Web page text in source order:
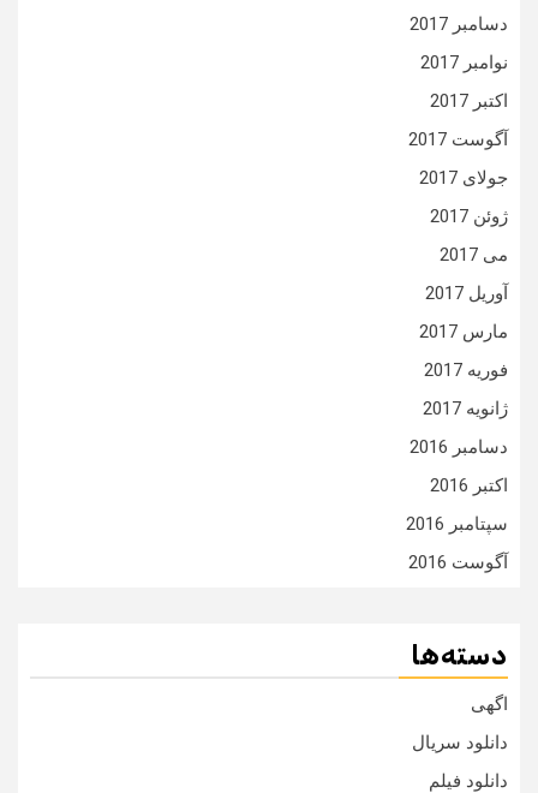
دسامبر 2017
نوامبر 2017
اکتبر 2017
آگوست 2017
جولای 2017
ژوئن 2017
می 2017
آوریل 2017
مارس 2017
فوریه 2017
ژانویه 2017
دسامبر 2016
اکتبر 2016
سپتامبر 2016
آگوست 2016
دسته‌ها
اگهی
دانلود سریال
دانلود فیلم